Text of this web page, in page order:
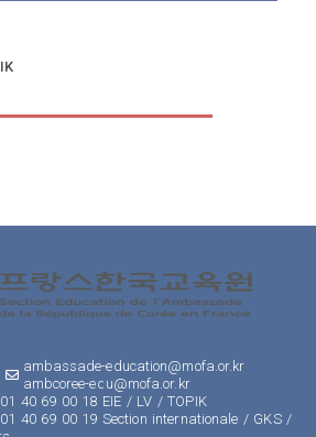
ambassade-education@mofa.or.kr
ambcoree-edu@mofa.or.kr
40 69 00 18 EIE / LV / TOPIK
40 69 00 19 Section internationale / GKS /